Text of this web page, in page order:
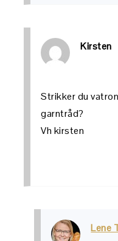
Kirsten
Strikker du
garntråd?
Vh kirsten
Lene